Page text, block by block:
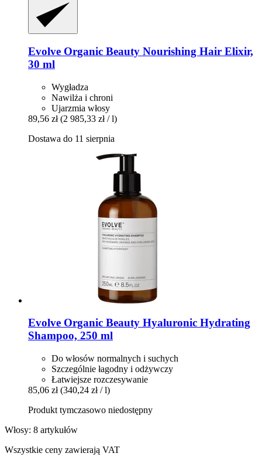
Evolve Organic Beauty Nourishing Hair Elixir,
30 ml
Wygładza
Nawilża i chroni
Ujarzmia włosy
89,56 zł (2 985,33 zł / l)
Dostawa do 11 sierpnia
Evolve Organic Beauty Hyaluronic Hydrating
Shampoo, 250 ml
Do włosów normalnych i suchych
Szczególnie łagodny i odżywczy
Łatwiejsze rozczesywanie
85,06 zł (340,24 zł / l)
Produkt tymczasowo niedostępny
Włosy: 8 artykułów
Wszystkie ceny zawierają VAT